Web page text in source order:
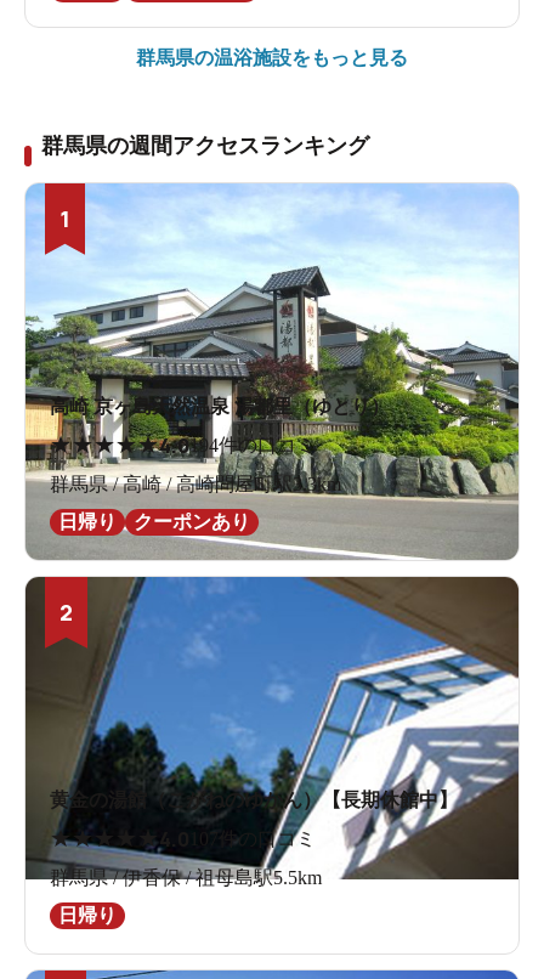
群馬県の温浴施設をもっと見る
群馬県の週間アクセスランキング
1
高崎 京ヶ島天然温泉 湯都里（ゆとり）
★★★★★4.0194件の口コミ
群馬県 / 高崎 / 高崎問屋町駅3.3km
日帰り
クーポンあり
2
黄金の湯館（こがねのゆかん）【長期休館中】
★★★ ★ ★4.0
107件の口コミ
群馬県 / 伊香保 / 祖母島駅5.5km
日帰り